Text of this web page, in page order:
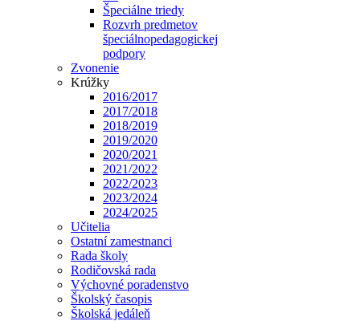
Špeciálne triedy
Rozvrh predmetov
špeciálnopedagogickej
podpory
Zvonenie
Krúžky
2016/2017
2017/2018
2018/2019
2019/2020
2020/2021
2021/2022
2022/2023
2023/2024
2024/2025
Učitelia
Ostatní zamestnanci
Rada školy
Rodičovská rada
Výchovné poradenstvo
Školský časopis
Školská jedáleň